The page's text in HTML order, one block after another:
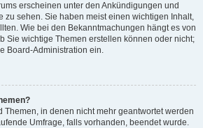
erscheinen unter den Ankündigungen und
zu sehen. Sie haben meist einen wichtigen Inhalt,
Wie bei den Bekanntmachungen hängt es von
Sie wichtige Themen erstellen können oder nicht;
Board-Administration ein.
Themen, in denen nicht mehr geantwortet werden
Umfrage, falls vorhanden, beendet wurde.